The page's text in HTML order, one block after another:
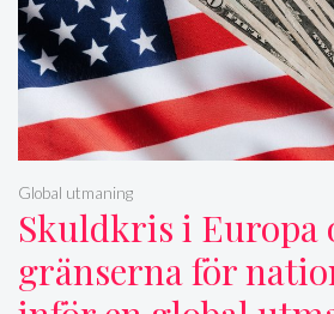
Skuldkris i Europa
gränserna för
Global utmaning